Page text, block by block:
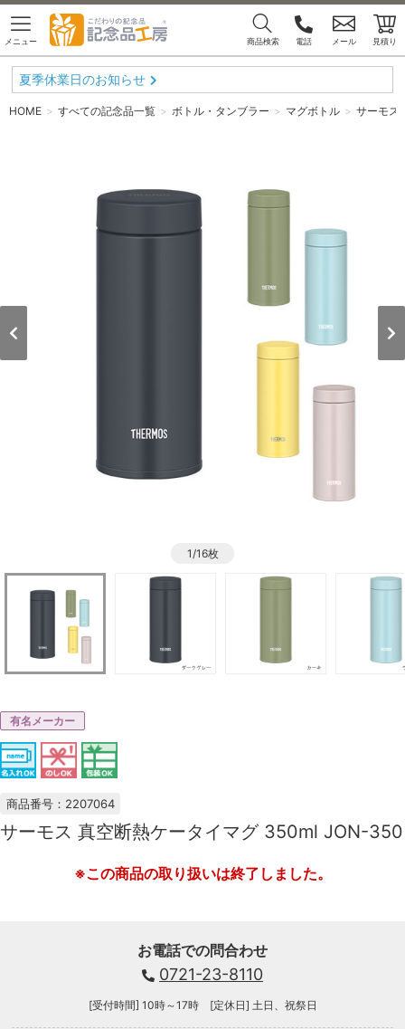
メニュー 商品検索 電話 メール 見積り
夏季休業日のお知らせ
HOME すべての記念品一覧 ボトル・タンブラー マグボトル サーモス
1/16枚
有名メーカー
商品番号：2207064
サーモス 真空断熱ケータイマグ 350ml JON-350
※この商品の取り扱いは終了しました。
お電話での問合わせ
0721-23-8110
[受付時間] 10時～17時 [定休日] 土日、祝祭日